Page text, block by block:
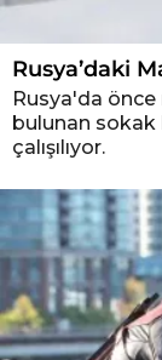
Rusya’daki
Rusya'da önce
bulunan
çalışılıyor.